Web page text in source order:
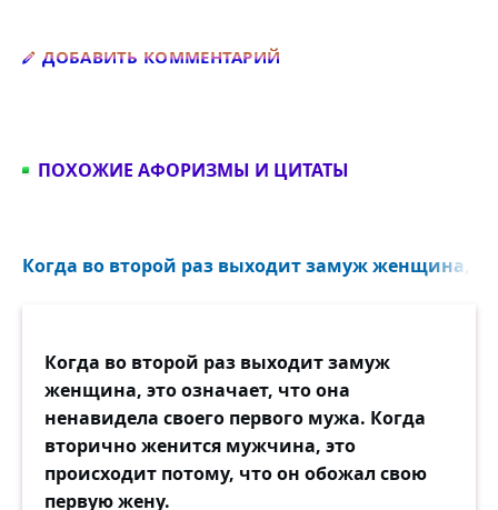
ДОБАВИТЬ КОММЕНТАРИЙ
ПОХОЖИЕ АФОРИЗМЫ И ЦИТАТЫ
Когда во второй раз выходит замуж женщина,
Когда во второй раз выходит замуж
женщина, это означает, что она
ненавидела своего первого мужа. Когда
вторично женится мужчина, это
происходит потому, что он обожал свою
первую жену.